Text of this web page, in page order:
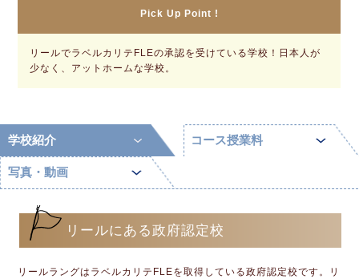
Pick Up Point !
リールでラベルカリテFLEの承認を受けている学校！日本人が
少なく、アットホームな学校。
学校紹介 コース授業料
写真・動画
リールにある政府認定校
リールラングはラベルカリテFLEを取得している政府認定校です。リ